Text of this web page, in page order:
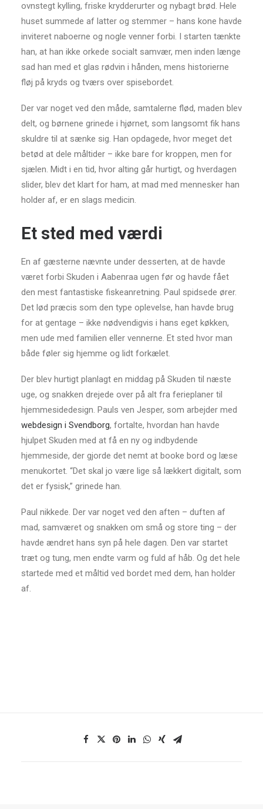
ovnstegt kylling, friske krydderurter og nybagt brød. Hele
huset summede af latter og stemmer – hans kone havde
inviteret naboerne og nogle venner forbi. I starten tænkte
han, at han ikke orkede socialt samvær, men inden længe
sad han med et glas rødvin i hånden, mens historierne
fløj på kryds og tværs over spisebordet.
Der var noget ved den måde, samtalerne flød, maden blev
delt, og børnene grinede i hjørnet, som langsomt fik hans
skuldre til at sænke sig. Han opdagede, hvor meget det
betød at dele måltider – ikke bare for kroppen, men for
sjælen. Midt i en tid, hvor alting går hurtigt, og hverdagen
slider, blev det klart for ham, at mad med mennesker han
holder af, er en slags medicin.
Et sted med værdi
En af gæsterne nævnte under desserten, at de havde
været forbi Skuden i Aabenraa ugen før og havde fået
den mest fantastiske fiskeanretning. Paul spidsede ører.
Det lød præcis som den type oplevelse, han havde brug
for at gentage – ikke nødvendigvis i hans eget køkken,
men ude med familien eller vennerne. Et sted hvor man
både føler sig hjemme og lidt forkælet.
Der blev hurtigt planlagt en middag på Skuden til næste
uge, og snakken drejede over på alt fra ferieplaner til
hjemmesidedesign. Pauls ven Jesper, som arbejder med
webdesign i Svendborg, fortalte, hvordan han havde
hjulpet Skuden med at få en ny og indbydende
hjemmeside, der gjorde det nemt at booke bord og læse
menukortet. “Det skal jo være lige så lækkert digitalt, som
det er fysisk,” grinede han.
Paul nikkede. Der var noget ved den aften – duften af
mad, samværet og snakken om små og store ting – der
havde ændret hans syn på hele dagen. Den var startet
træt og tung, men endte varm og fuld af håb. Og det hele
startede med et måltid ved bordet med dem, han holder
af.